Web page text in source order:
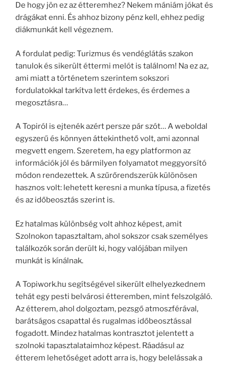
De hogy jön ez az étteremhez? Nekem mániám jókat és
drágákat enni. És ahhoz bizony pénz kell, ehhez pedig
diákmunkát kell végeznem.
A fordulat pedig: Turizmus és vendéglátás szakon
tanulok és sikerült éttermi melót is találnom! Na ez az,
ami miatt a történetem szerintem sokszori
fordulatokkal tarkítva lett érdekes, és érdemes a
megosztásra…
A Topiról is ejtenék azért persze pár szót… A weboldal
egyszerű és könnyen áttekinthető volt, ami azonnal
megvett engem. Szeretem, ha egy platformon az
információk jól és bármilyen folyamatot meggyorsító
módon rendezettek. A szűrőrendszerük különösen
hasznos volt: lehetett keresni a munka típusa, a fizetés
és az időbeosztás szerint is.
Ez hatalmas különbség volt ahhoz képest, amit
Szolnokon tapasztaltam, ahol sokszor csak személyes
találkozók során derült ki, hogy valójában milyen
munkát is kínálnak.
A Topiwork.hu segítségével sikerült elhelyezkednem
tehát egy pesti belvárosi étteremben, mint felszolgáló.
Az étterem, ahol dolgoztam, pezsgő atmoszférával,
barátságos csapattal és rugalmas időbeosztással
fogadott. Mindez hatalmas kontrasztot jelentett a
szolnoki tapasztalataimhoz képest. Ráadásul az
étterem lehetőséget adott arra is, hogy belelássak a